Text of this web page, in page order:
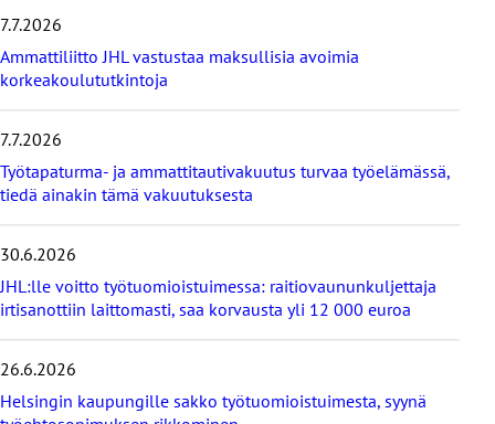
ä
t
u
u
t
i
e
t
7.7.2026
Ammattiliitto JHL vastustaa maksullisia avoimia
korkeakoulututkintoja
7.7.2026
Työtapaturma- ja ammattitautivakuutus turvaa työelämässä,
tiedä ainakin tämä vakuutuksesta
30.6.2026
JHL:lle voitto työtuomioistuimessa: raitiovaununkuljettaja
irtisanottiin laittomasti, saa korvausta yli 12 000 euroa
26.6.2026
Helsingin kaupungille sakko työtuomioistuimesta, syynä